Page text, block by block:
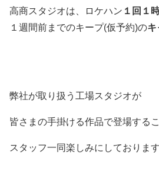
高商スタジオは、ロケハン １回１
１週間前までのキープ(仮予約)のキ
弊社が取り扱う工場スタジオが
皆さまの手掛ける作品で登場する
スタッフ一同楽しみにしておりま